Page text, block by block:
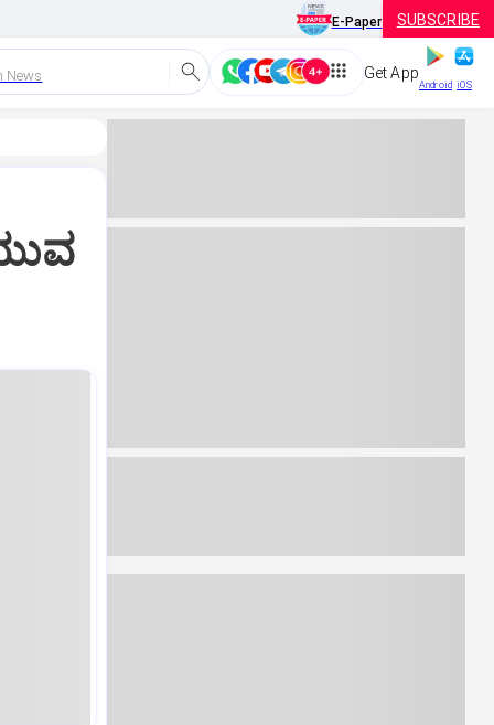
E-Paper SUBSCRIBE
News Get App
Android iOS